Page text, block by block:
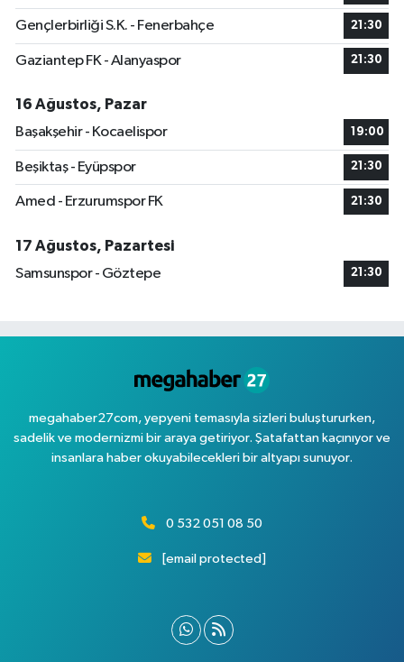
Gençlerbirliği S.K. - Fenerbahçe 21:30
Gaziantep FK - Alanyaspor 21:30
16 Ağustos, Pazar
Başakşehir - Kocaelispor
19:00
Beşiktaş - Eyüpspor 21:30
Amed - Erzurumspor FK 21:30
17 Ağustos, Pazartesi
Samsunspor - Göztepe
21:30
megahaber27com, yepyeni temasıyla sizleri buluştururken,
sadelik ve modernizmi bir araya getiriyor. Şatafattan kaçınıyor ve
insanlara haber okuyabilecekleri bir altyapı sunuyor.
0 532 051 08 50
[email protected]